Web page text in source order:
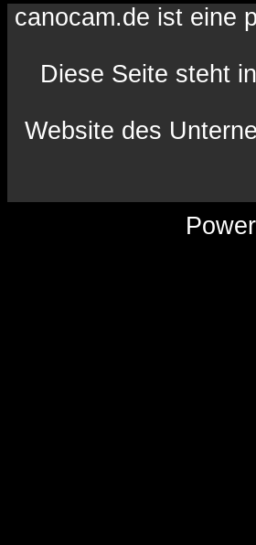
canocam.de ist eine
Diese Seite steht
Website des